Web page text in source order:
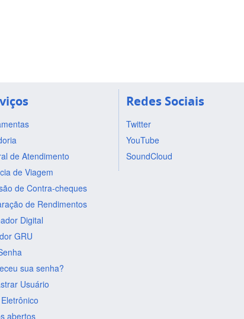
de Atendimento
de Viagem
de Contra-cheques
de Rendimentos
Digital
GRU
sua senha?
Usuário
abertos
Redes Sociais
Twitter
YouTube
SoundCloud